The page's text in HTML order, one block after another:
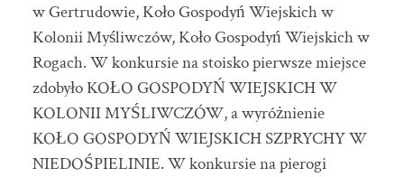
w Gertrudowie, Koło Gospodyń Wiejskich w
Kolonii Myśliwczów, Koło Gospodyń Wiejskich w
Rogach. W konkursie na stoisko pierwsze miejsce
zdobyło KOŁO GOSPODYŃ WIEJSKICH W
KOLONII MYŚLIWCZÓW, a wyróżnienie
KOŁO GOSPODYŃ WIEJSKICH SZPRYCHY W
NIEDOŚPIELINIE. W konkursie na pierogi